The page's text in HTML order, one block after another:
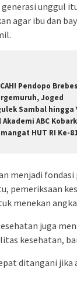
unggul
agar ibu dan
Pendopo Brebes
Joged
Sambal hingga
Akademi ABC
HUT RI Ke-81
menjadi
pemeriksaan
menekan
juga
kesehatan,
ditangani jika